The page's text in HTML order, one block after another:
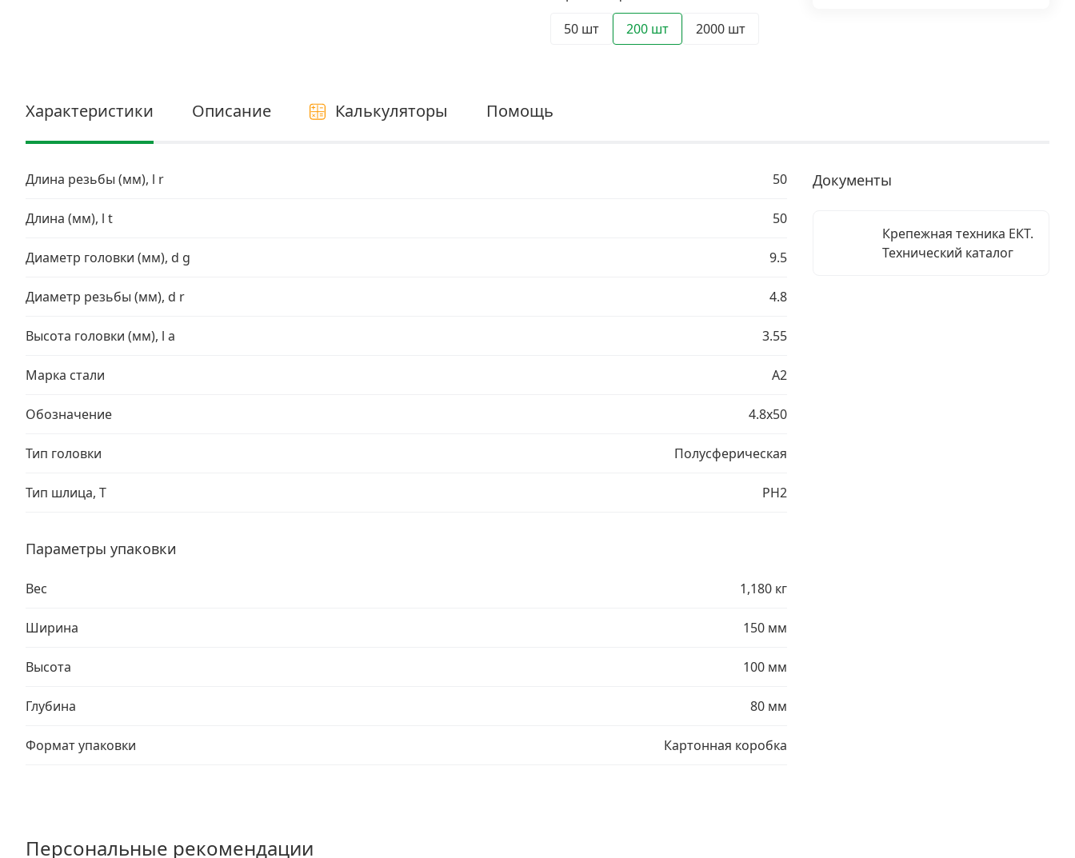
Скобяные изделия и мебельная фурнитура
50 шт
200 шт 2000 шт
Характеристики Описание Калькуляторы Помощь
Длина резьбы (мм), l r 50
Длина (мм), l t 50
Диаметр головки (мм), d g 9.5
Диаметр резьбы (мм), d r 4.8
Высота головки (мм), l a 3.55
Марка стали A2
Обозначение 4.8х50
Тип головки Полусферическая
Тип шлица, T PH2
Параметры упаковки
Вес 1,180 кг
Ширина 150 мм
Высота 100 мм
Глубина 80 мм
Формат упаковки Картонная коробка
Документы
Крепежная техника ЕКТ.
Технический каталог
Персональные рекомендации